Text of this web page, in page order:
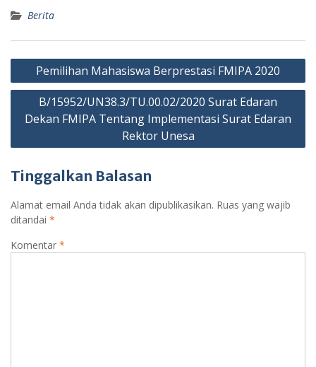
Berita
Navigasi
pos
Pemilihan Mahasiswa Berprestasi FMIPA 2020
B/15952/UN38.3/TU.00.02/2020 Surat Edaran
Dekan FMIPA Tentang Implementasi Surat Edaran
Rektor Unesa
Tinggalkan Balasan
Alamat email Anda tidak akan dipublikasikan. Ruas yang wajib
ditandai *
Komentar *